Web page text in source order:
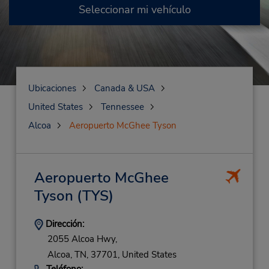
Seleccionar mi vehículo
Ubicaciones
Canada & USA
United States
Tennessee
Alcoa
Aeropuerto McGhee Tyson
Aeropuerto McGhee
Tyson (TYS)
Dirección:
2055 Alcoa Hwy,
Alcoa, TN, 37701, United States